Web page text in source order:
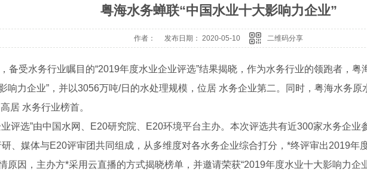
粤海水务蝉联“中国水业十大影响力企业”
作者： 发布日期： 2020-05-10 二维码分享
备受水务行业瞩目的“2019年度水业企业评选”结果揭晓，作为水务行业的领跑者，粤
响力企业”，并以3056万吨/日的水处理规模，位居 水务企业第二。同时，粤海水务原
居 水务行业榜首。
业评选”由中国水网、E20研究院、E20环境平台主办。本次评选共有近300家水务企业
、媒体与E20评审团共同组成，从多维度对各水务企业综合打分，*终评审出2019年
原因，主办方*采用云直播的方式揭晓榜单，并邀请荣获“2019年度水业十大影响力企